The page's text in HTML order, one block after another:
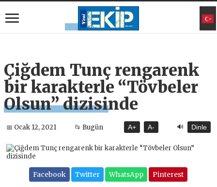
Çiğdem Tunç rengarenk
bir karakterle “Tövbeler
Olsun” dizisinde
📅 Ocak 12, 2021 📂 Bugün A+ A- 🔊 Dinle
Facebook Twitter WhatsApp Pinterest